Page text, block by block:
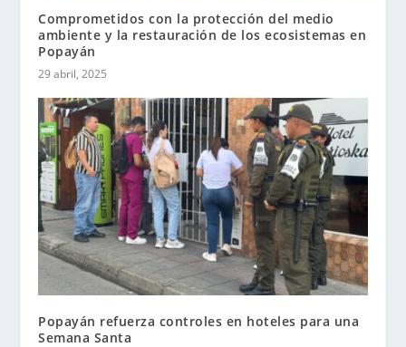
Comprometidos con la protección del medio
ambiente y la restauración de los ecosistemas en
Popayán
29 abril, 2025
Popayán refuerza controles en hoteles para una
Semana Santa